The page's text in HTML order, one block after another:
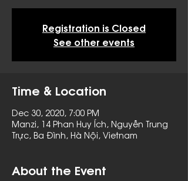
Registration is Closed
See other events
Time & Location
Dec 30, 2020, 7:00 PM
Manzi, 14 Phan Huy Ích, Nguyễn Trung
Trực, Ba Đình, Hà Nội, Vietnam
About the Event